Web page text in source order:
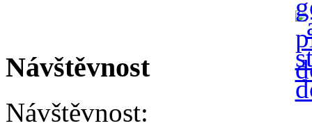
Návštěvnost
Návštěvnost: